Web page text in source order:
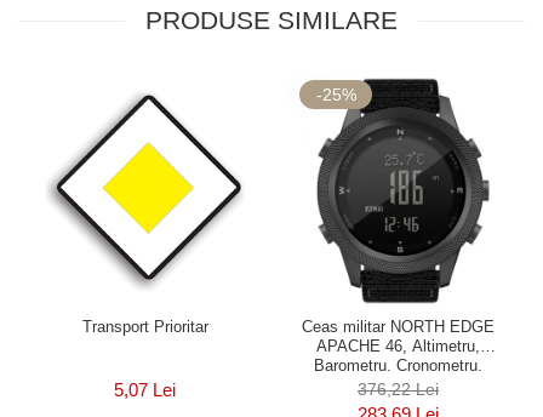
PRODUSE SIMILARE
Transport Prioritar
5,07 Lei
-25%
Ceas militar NORTH EDGE
APACHE 46, Altimetru,
Barometru, Cronometru,
Termometru, Pedometru, Busola
376,22 Lei